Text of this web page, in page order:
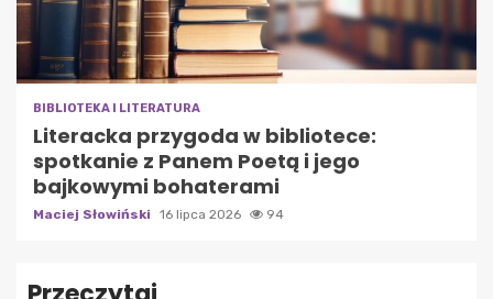
BIBLIOTEKA I LITERATURA
Literacka przygoda w bibliotece:
spotkanie z Panem Poetą i jego
bajkowymi bohaterami
Maciej Słowiński 16 lipca 2026 94